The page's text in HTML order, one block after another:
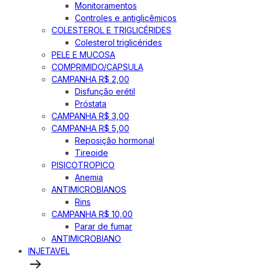
Monitoramentos
Controles e antiglicêmicos
COLESTEROL E TRIGLICÉRIDES
Colesterol triglicérides
PELE E MUCOSA
COMPRIMIDO/CAPSULA
CAMPANHA R$ 2,00
Disfunção erétil
Próstata
CAMPANHA R$ 3,00
CAMPANHA R$ 5,00
Reposição hormonal
Tireoide
PISICOTROPICO
Anemia
ANTIMICROBIANOS
Rins
CAMPANHA R$ 10,00
Parar de fumar
ANTIMICROBIANO
INJETAVEL